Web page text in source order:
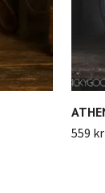
559 kr